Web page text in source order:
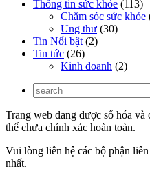
Thông tin sức khỏe (113)
Chăm sóc sức khỏe
Ung thư (30)
Tin Nổi bật (2)
Tin tức (26)
Kinh doanh (2)
Trang web đang được số hóa
thể chưa chính xác hoàn toàn.
Vui lòng liên hệ các bộ phận
nhất.